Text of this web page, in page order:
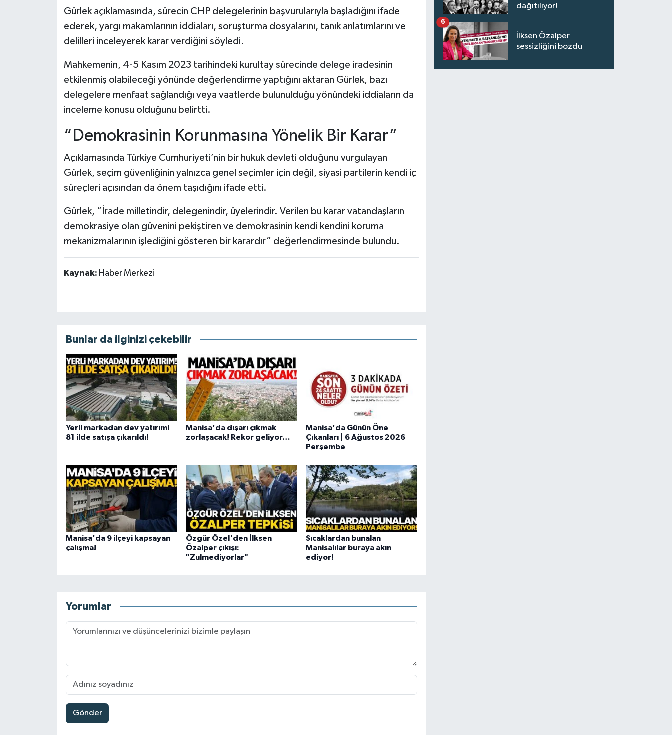
Gürlek açıklamasında, sürecin CHP delegelerinin başvurularıyla başladığını ifade
ederek, yargı makamlarının iddiaları, soruşturma dosyalarını, tanık anlatımlarını ve
delilleri inceleyerek karar verdiğini söyledi.
Mahkemenin, 4-5 Kasım 2023 tarihindeki kurultay sürecinde delege iradesinin
etkilenmiş olabileceği yönünde değerlendirme yaptığını aktaran Gürlek, bazı
delegelere menfaat sağlandığı veya vaatlerde bulunulduğu yönündeki iddiaların da
inceleme konusu olduğunu belirtti.
“Demokrasinin Korunmasına Yönelik Bir Karar”
Açıklamasında Türkiye Cumhuriyeti’nin bir hukuk devleti olduğunu vurgulayan
Gürlek, seçim güvenliğinin yalnızca genel seçimler için değil, siyasi partilerin kendi iç
süreçleri açısından da önem taşıdığını ifade etti.
Gürlek, “İrade milletindir, delegenindir, üyelerindir. Verilen bu karar vatandaşların
demokrasiye olan güvenini pekiştiren ve demokrasinin kendi kendini koruma
mekanizmalarının işlediğini gösteren bir karardır” değerlendirmesinde bulundu.
Kaynak: Haber Merkezi
Bunlar da ilginizi çekebilir
Yerli markadan dev yatırım!
81 ilde satışa çıkarıldı!
Manisa'da dışarı çıkmak
zorlaşacak! Rekor geliyor…
Manisa'da Günün Öne
Çıkanları | 6 Ağustos 2026
Perşembe
Manisa'da 9 ilçeyi kapsayan
çalışma!
Özgür Özel'den İlksen
Özalper çıkışı:
"Zulmediyorlar"
Sıcaklardan bunalan
Manisalılar buraya akın
ediyor!
Yorumlar
Gönder
dağıtılıyor!
İlksen Özalper
sessizliğini bozdu
6